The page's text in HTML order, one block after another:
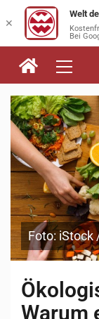
Zum
Inhalt
springen
Foto: iStock
Warum
✕
Welt
Bei